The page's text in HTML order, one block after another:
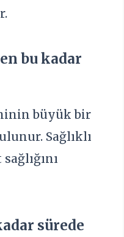
bu kadar
büyük bir
Sağlıklı
sürede